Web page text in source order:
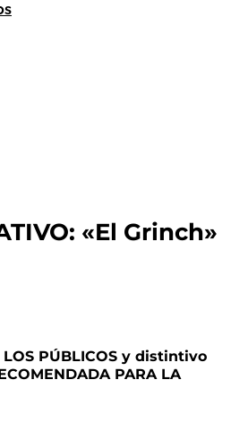
«El Grinch»
LOS PÚBLICOS y distintivo
PARA LA